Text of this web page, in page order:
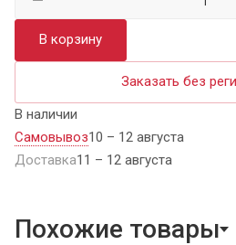
В корзину
Заказать без
В наличии
Самовывоз10 – 12 августа
Доставка11 – 12 августа
Похожие товары